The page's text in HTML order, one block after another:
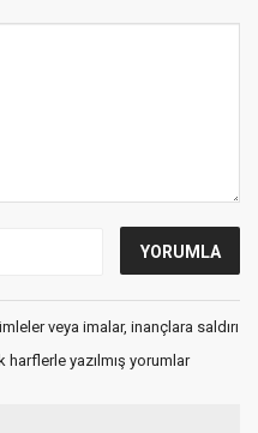
veya imalar, inançlara saldırı
harflerle yazılmış yorumlar